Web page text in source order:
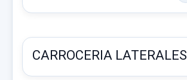
CARROCERIA LATERALES